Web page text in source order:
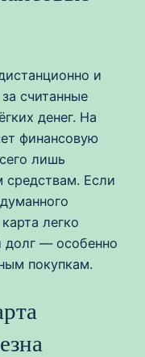
и
считанные
денег. На
финансовую
лишь
средствам. Если
легко
долг — особенно
покупкам.